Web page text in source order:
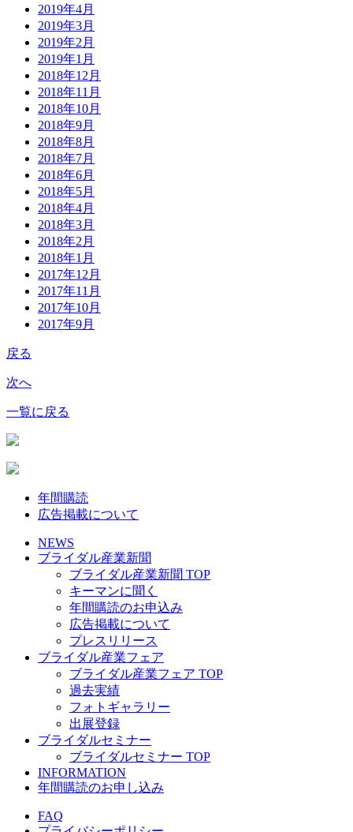
2019年4月
2019年3月
2019年2月
2019年1月
2018年12月
2018年11月
2018年10月
2018年9月
2018年8月
2018年7月
2018年6月
2018年5月
2018年4月
2018年3月
2018年2月
2018年1月
2017年12月
2017年11月
2017年10月
2017年9月
戻る
次へ
一覧に戻る
年間購読
広告掲載について
NEWS
ブライダル産業新聞
ブライダル産業新聞 TOP
キーマンに聞く
年間購読のお申込み
広告掲載について
プレスリリース
ブライダル産業フェア
ブライダル産業フェア TOP
過去実績
フォトギャラリー
出展登録
ブライダルセミナー
ブライダルセミナー TOP
INFORMATION
年間購読のお申し込み
FAQ